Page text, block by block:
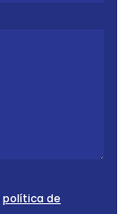
política de